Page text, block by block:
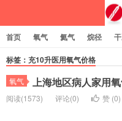
首页 氧气 氦气 烷径
乙炔
标签：充10升医用氧气价格
氧气 上海地区病人家用
阅读(1573)
评论(0) 赞 (0)